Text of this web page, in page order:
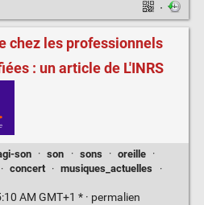
·
chez les professionnels
: un article de L'INRS
son · son · sons · oreille
·
· concert · musiques_actuelles
·
AM GMT+1 * · permalien